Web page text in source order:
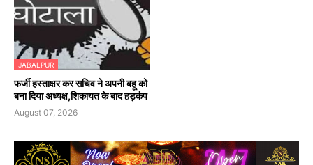
JABALPUR
फर्जी हस्ताक्षर कर सचिव ने अपनी बहू को
बना दिया अध्यक्ष,शिकायत के बाद हड़कंप
August 07, 2026